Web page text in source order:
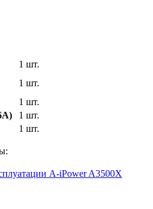
1 шт.
1 шт.
1 шт.
1 шт.
1 шт.
A-iPower A3500X